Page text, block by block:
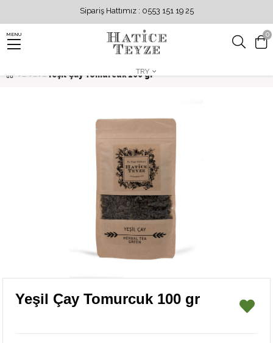
Sipariş Hattımız : 0553 151 19 25
MENU
TRY
0
Yeşil Çay Tomurcuk 100 gr
Yeşil Çay Tomurcuk 100 gr